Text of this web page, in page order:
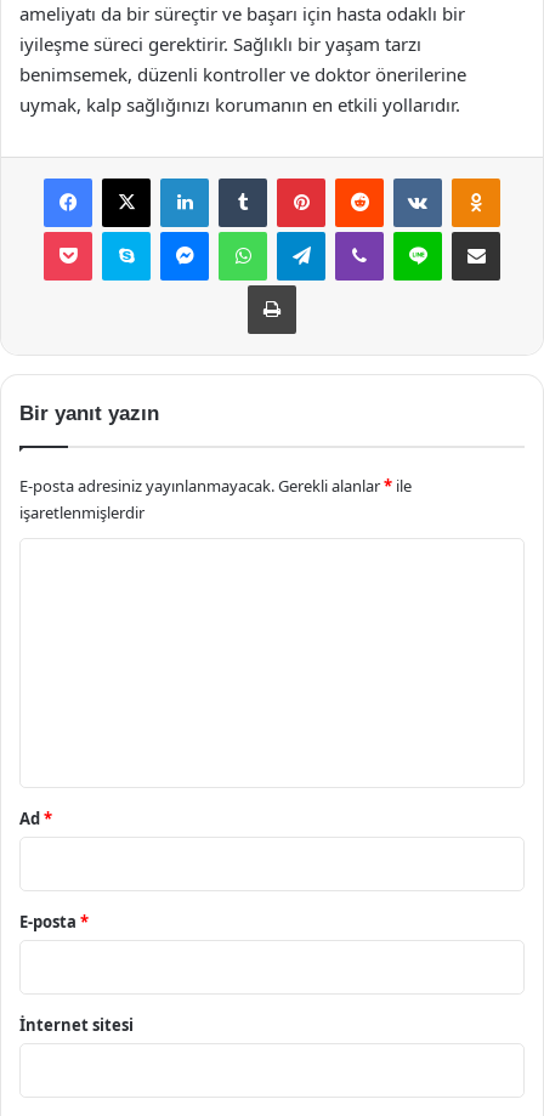
ameliyatı da bir süreçtir ve başarı için hasta odaklı bir
iyileşme süreci gerektirir. Sağlıklı bir yaşam tarzı
benimsemek, düzenli kontroller ve doktor önerilerine
uymak, kalp sağlığınızı korumanın en etkili yollarıdır.
Facebook
X LinkedInTumblr PinterestReddit VKontakte
Pocket Skype MessengerWhatsAppTelegramViber Line E-Posta ile
Yazdır
Bir yanıt yazın
E-posta adresiniz yayınlanmayacak.Gerekli alanlar* ile
işaretlenmişlerdir
Ad*
E-posta *
İnternet sitesi